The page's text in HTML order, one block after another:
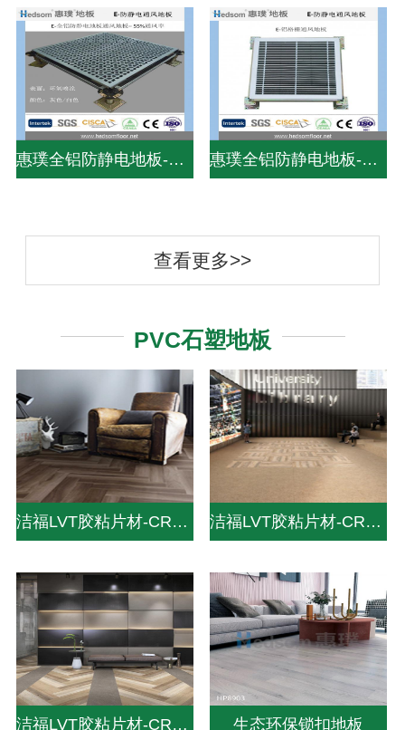
惠璞全铝防静电地板-PVC贴面 惠璞全铝防静电地板-PVC贴面
查看更多>>
PVC石塑地板
洁福LVT胶粘片材-CREATION 30-DRY BACK 洁福LVT胶粘片材-CREATION 70-DRY BACK
洁福LVT胶粘片材-CREATION 55-DRY BACK 生态环保锁扣地板